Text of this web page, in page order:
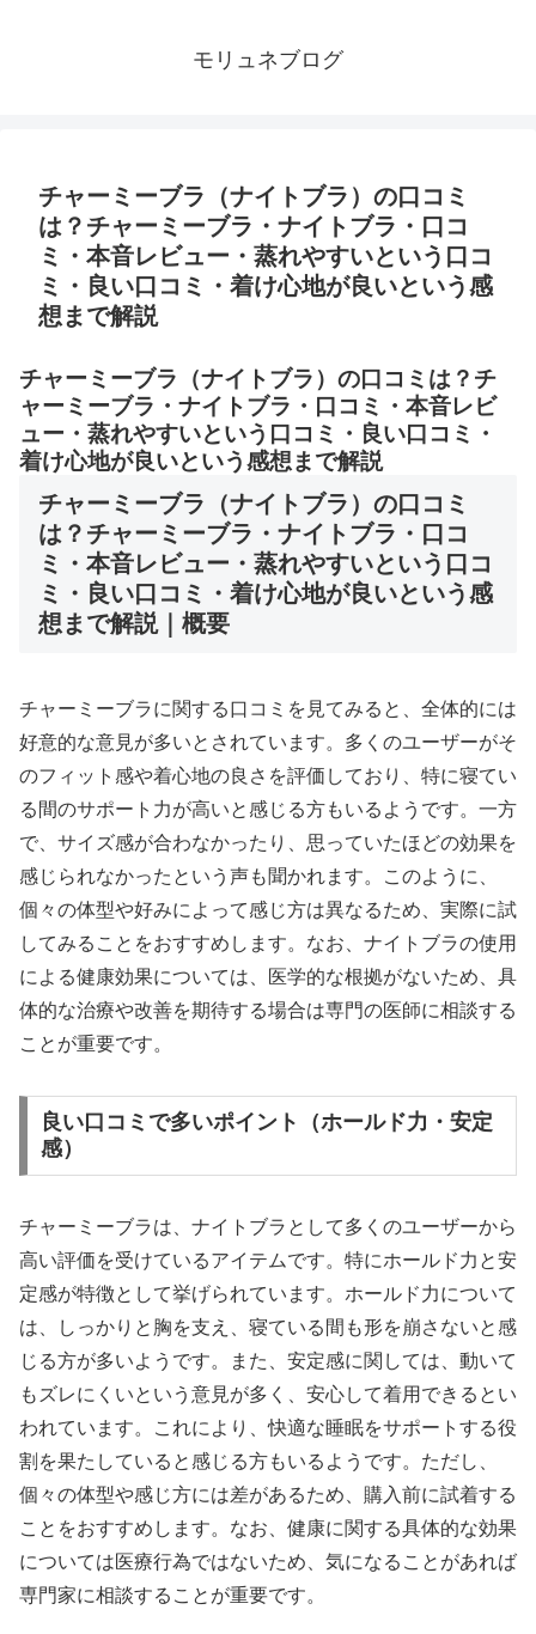
モリュネブログ
チャーミーブラ（ナイトブラ）の口コミ
は？チャーミーブラ・ナイトブラ・口コ
ミ・本音レビュー・蒸れやすいという口コ
ミ・良い口コミ・着け心地が良いという感
想まで解説
チャーミーブラ（ナイトブラ）の口コミは？チ
ャーミーブラ・ナイトブラ・口コミ・本音レビ
ュー・蒸れやすいという口コミ・良い口コミ・
着け心地が良いという感想まで解説
チャーミーブラ（ナイトブラ）の口コミ
は？チャーミーブラ・ナイトブラ・口コ
ミ・本音レビュー・蒸れやすいという口コ
ミ・良い口コミ・着け心地が良いという感
想まで解説｜概要
チャーミーブラに関する口コミを見てみると、全体的には
好意的な意見が多いとされています。多くのユーザーがそ
のフィット感や着心地の良さを評価しており、特に寝てい
る間のサポート力が高いと感じる方もいるようです。一方
で、サイズ感が合わなかったり、思っていたほどの効果を
感じられなかったという声も聞かれます。このように、
個々の体型や好みによって感じ方は異なるため、実際に試
してみることをおすすめします。なお、ナイトブラの使用
による健康効果については、医学的な根拠がないため、具
体的な治療や改善を期待する場合は専門の医師に相談する
ことが重要です。
良い口コミで多いポイント（ホールド力・安定
感）
チャーミーブラは、ナイトブラとして多くのユーザーから
高い評価を受けているアイテムです。特にホールド力と安
定感が特徴として挙げられています。ホールド力について
は、しっかりと胸を支え、寝ている間も形を崩さないと感
じる方が多いようです。また、安定感に関しては、動いて
もズレにくいという意見が多く、安心して着用できるとい
われています。これにより、快適な睡眠をサポートする役
割を果たしていると感じる方もいるようです。ただし、
個々の体型や感じ方には差があるため、購入前に試着する
ことをおすすめします。なお、健康に関する具体的な効果
については医療行為ではないため、気になることがあれば
専門家に相談することが重要です。